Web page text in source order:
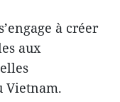
à créer
aux
Vietnam.